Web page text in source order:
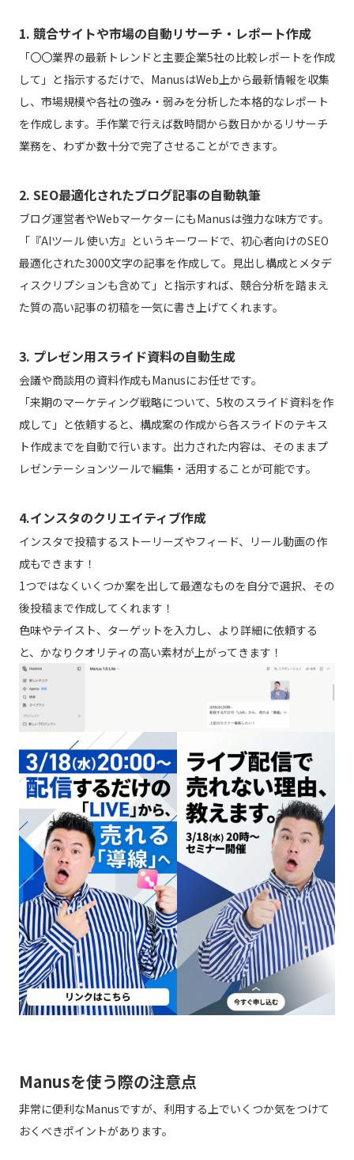
1. 競合サイトや市場の自動リサーチ・レポート作成
「〇〇業界の最新トレンドと主要企業5社の比較レポートを作成
して」と指示するだけで、ManusはWeb上から最新情報を収集
し、市場規模や各社の強み・弱みを分析した本格的なレポート
を作成します。手作業で行えば数時間から数日かかるリサーチ
業務を、わずか数十分で完了させることができます。
2. SEO最適化されたブログ記事の自動執筆
ブログ運営者やWebマーケターにもManusは強力な味方です。
「『AIツール 使い方』というキーワードで、初心者向けのSEO
最適化された3000文字の記事を作成して。見出し構成とメタデ
ィスクリプションも含めて」と指示すれば、競合分析を踏まえ
た質の高い記事の初稿を一気に書き上げてくれます。
3. プレゼン用スライド資料の自動生成
会議や商談用の資料作成もManusにお任せです。
「来期のマーケティング戦略について、5枚のスライド資料を作
成して」と依頼すると、構成案の作成から各スライドのテキス
ト作成までを自動で行います。出力された内容は、そのままプ
レゼンテーションツールで編集・活用することが可能です。
4.インスタのクリエイティブ作成
インスタで投稿するストーリーズやフィード、リール動画の作
成もできます！
1つではなくいくつか案を出して最適なものを自分で選択、その
後投稿まで作成してくれます！
色味やテイスト、ターゲットを入力し、より詳細に依頼する
と、かなりクオリティの高い素材が上がってきます！
Manusを使う際の注意点
非常に便利なManusですが、利用する上でいくつか気をつけて
おくべきポイントがあります。